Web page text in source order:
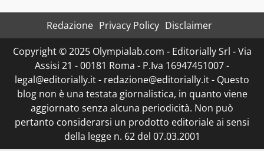
Redazione Privacy Policy Disclaimer
Copyright © 2025 Olympialab.com - Editorially Srl - Via
Assisi 21 - 00181 Roma - P.Iva 16947451007 -
legal@editorially.it - redazione@editorially.it - Questo
blog non è una testata giornalistica, in quanto viene
aggiornato senza alcuna periodicità. Non può
pertanto considerarsi un prodotto editoriale ai sensi
della legge n. 62 del 07.03.2001